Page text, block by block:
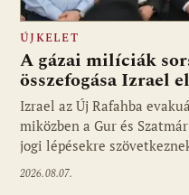
ÚJKELET
A gázai milíciák
összefogása Izrael
Izrael az Új Rafahba
miközben a Gur és
jogi lépésekre
2026.08.07.